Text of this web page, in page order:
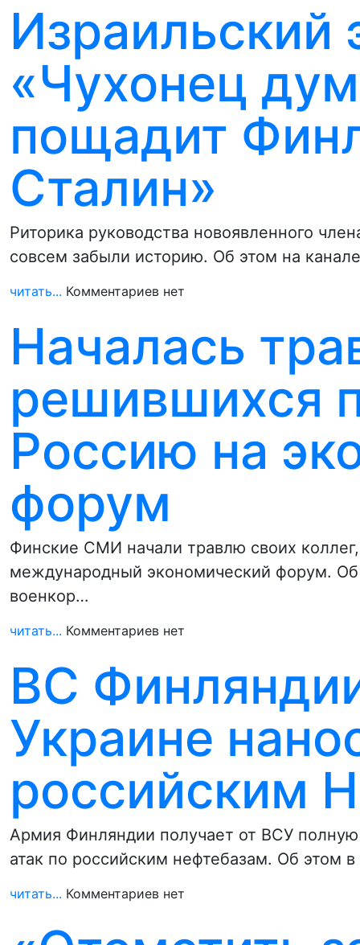
Израильский
«Чухонец
пощадит
Сталин»
Риторика руководства новоявленного
совсем забыли историю. Об этом на
читать... Комментариев нет
Началась
решившихся
Россию на
форум
Финские СМИ начали травлю своих
международный экономический форум. Об
военкор…
читать... Комментариев нет
ВС
Украине
российским
Армия Финляндии получает от ВСУ
атак по российским нефтебазам. Об этом
читать... Комментариев нет